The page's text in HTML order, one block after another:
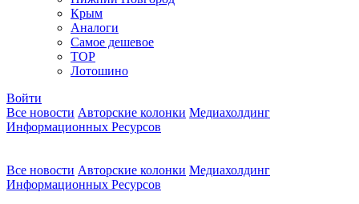
Крым
Аналоги
Самое дешевое
TOP
Лотошино
Войти
Все новости Авторские колонки Медиахолдинг
Информационных Ресурсов
Все новости Авторские колонки Медиахолдинг
Информационных Ресурсов